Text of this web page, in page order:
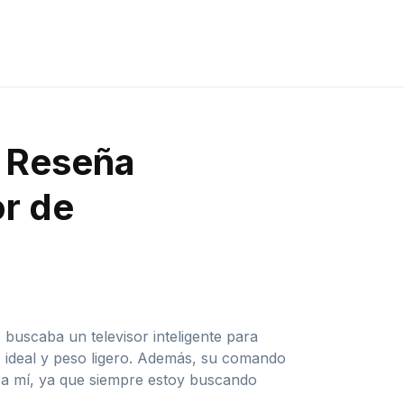
de
un televisor inteligente para
y peso ligero. Además, su comando
mí, ya que siempre estoy buscando